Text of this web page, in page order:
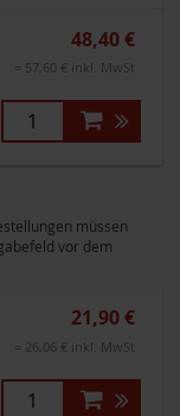
48,40 €
= 57,60 € inkl. MwSt
müssen
vor dem
21,90 €
= 26,06 € inkl. MwSt